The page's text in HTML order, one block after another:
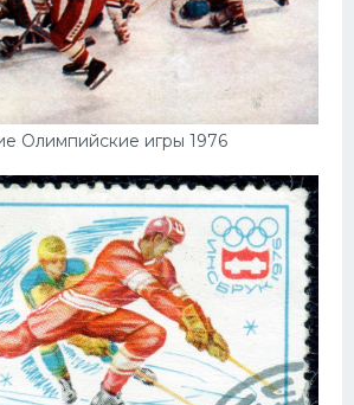
Олимпийские игры 1976